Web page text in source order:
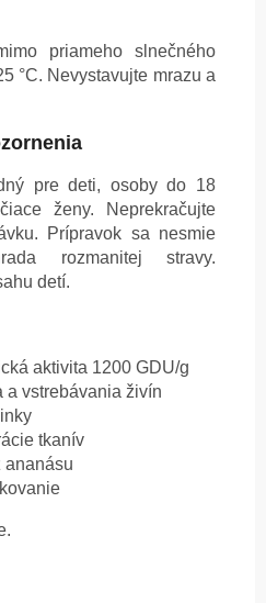
priameho slnečného
°C. Nevystavujte mrazu a
pre deti, osoby do 18
ženy. Neprekračujte
Prípravok sa nesmie
rozmanitej stravy.
detí.
aktivita 1200 GDU/g
a vstrebávania živín
tkanív
ananásu